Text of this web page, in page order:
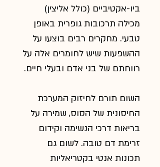
ביו-אקטיביים (כולל אליצין)
מכילה תרכובות גופרית באופן
טבעי. מחקרים רבים בוצעו על
ההשפעות שיש לחומרים אלה על
רווחתם של בני אדם ובעלי חיים.
השום תורם לחיזוק המערכת
החיסונית של הסוס, שמירה על
בריאות דרכי הנשימה וקידום
זרימת דם טובה. לשום גם
תכונות אנטי בקטריאליות